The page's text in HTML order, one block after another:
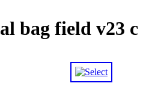
bag field v23 с